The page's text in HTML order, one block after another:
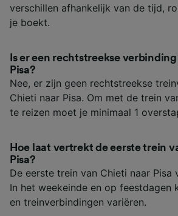
verschillen afhankelijk van de tijd,
je boekt.
Is er een rechtstreekse
Pisa?
Nee, er zijn geen rechtstreekse
Chieti naar Pisa. Om met de trein
te reizen moet je minimaal 1
Hoe laat vertrekt de eerste trein
Pisa?
De eerste trein van Chieti naar
In het weekeinde en op feestdagen
en treinverbindingen variëren.